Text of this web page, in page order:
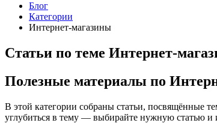
Блог
Категории
Интернет-магазины
Статьи по теме Интернет-
Полезные материалы по
В этой категории собраны статьи, посвящённые
углубиться в тему — выбирайте нужную статью и